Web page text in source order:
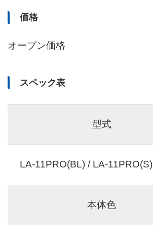
価格
オープン価格
スペック表
型式
LA-11PRO(BL) / LA-11PRO(S)
本体色